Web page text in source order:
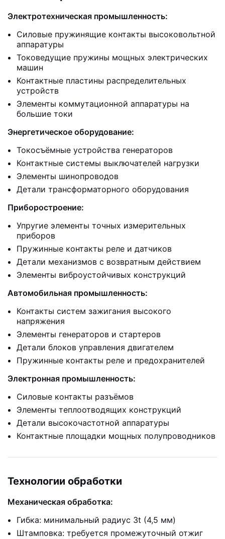
Электротехническая промышленность:
Силовые пружинящие контакты высоковольтной
аппаратуры
Токоведущие пружины мощных электрических
машин
Контактные пластины распределительных
устройств
Элементы коммутационной аппаратуры на
большие токи
Энергетическое оборудование:
Токосъёмные устройства генераторов
Контактные системы выключателей нагрузки
Элементы шинопроводов
Детали трансформаторного оборудования
Приборостроение:
Упругие элементы точных измерительных
приборов
Пружинные контакты реле и датчиков
Детали механизмов с возвратным действием
Элементы виброустойчивых конструкций
Автомобильная промышленность:
Контакты систем зажигания высокого
напряжения
Элементы генераторов и стартеров
Детали блоков управления двигателем
Пружинные контакты реле и предохранителей
Электронная промышленность:
Силовые контакты разъёмов
Элементы теплоотводящих конструкций
Детали высокочастотной аппаратуры
Контактные площадки мощных полупроводников
Технологии обработки
Механическая обработка:
Гибка: минимальный радиус 3t (4,5 мм)
Штамповка: требуется промежуточный отжиг